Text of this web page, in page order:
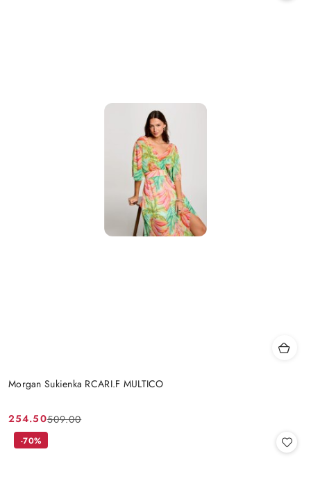
Morgan Sukienka RCARI.F MULTICO
Cena
promocyjna:
254.50
Cena
przed
509.00
-70%